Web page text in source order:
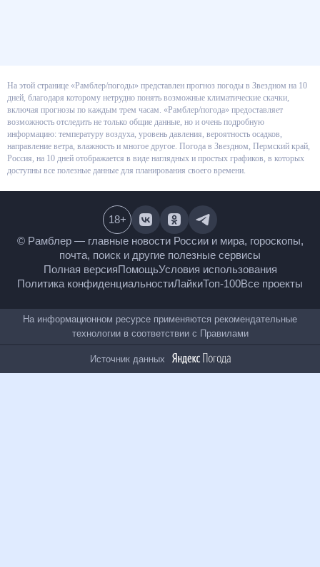
На этой странице «Рамблер/погоды» представлен прогноз погоды в
Звездном на 10 дней, благодаря которому нетрудно понять возможные
климатические скачки, включая прогнозы по каждым трем часам.
«Рамблер/погода» предоставляет возможность отследить не только
общие данные, но и очень подробную информацию: температуру воздуха,
уровень давления, вероятность осадков, направление ветра, влажность и
многое другое. Погода в Звездном, Пермский край, Россия, на 10 дней
отображается в виде наглядных и простых графиков, в которых доступны
© Рамблер — главные новости России и мира,
гороскопы, почта, поиск и другие полезные сервисы
Полная версияПомощьУсловия использования
Все проекты
18+
На информационном ресурсе применяются
рекомендательные технологии в соответствии с